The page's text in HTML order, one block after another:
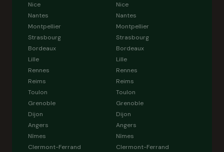
Nice
Nantes
Montpellier
Strasbourg
Bordeaux
Lille
Rennes
Reims
Toulon
Grenoble
Dijon
Angers
Nîmes
Clermont-Ferrand
Nice
Nantes
Montpellier
Strasbourg
Bordeaux
Lille
Rennes
Reims
Toulon
Grenoble
Dijon
Angers
Nîmes
Clermont-Ferrand